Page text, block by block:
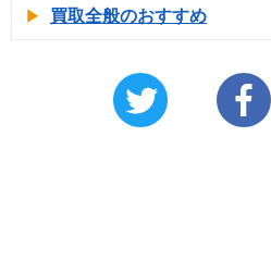
買取全般のおすすめ